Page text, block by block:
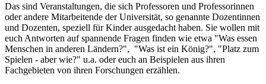
Das sind Veranstaltungen, die sich Professoren und Professorinnen
oder andere Mitarbeitende der Universität, so genannte Dozentinnen
und Dozenten, speziell für Kinder ausgedacht haben. Sie wollen mit
euch Antworten auf spannende Fragen finden wie etwa "Was essen
Menschen in anderen Ländern?", "Was ist ein König?", "Platz zum
Spielen - aber wie?" u.a. oder euch an Beispielen aus ihren
Fachgebieten von ihren Forschungen erzählen.